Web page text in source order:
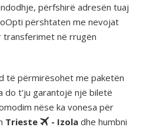
përfshirë adresën tuaj
përshtaten me nevojat
transferimet në rrugën
të përmirësohet me paketën
do t'ju garantojë një biletë
nëse ka vonesa për
Trieste - Izola dhe humbni